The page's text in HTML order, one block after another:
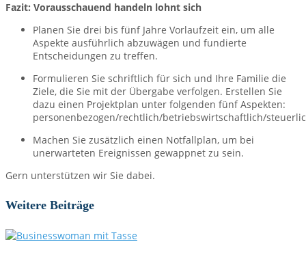
Fazit: Vorausschauend handeln lohnt sich
Planen Sie drei bis fünf Jahre Vorlaufzeit ein, um alle
Aspekte ausführlich abzuwägen und fundierte
Entscheidungen zu treffen.
Formulieren Sie schriftlich für sich und Ihre Familie die
Ziele, die Sie mit der Übergabe verfolgen. Erstellen Sie
dazu einen Projektplan unter folgenden fünf Aspekten:
personenbezogen/rechtlich/betriebswirtschaftlich/
Machen Sie zusätzlich einen Notfallplan, um bei
unerwarteten Ereignissen gewappnet zu sein.
Gern unterstützen wir Sie dabei.
Weitere Beiträge